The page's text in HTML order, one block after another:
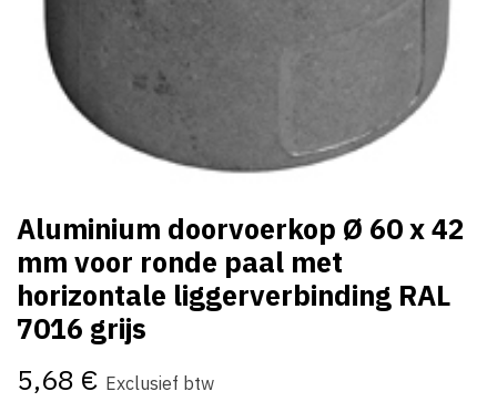
Aluminium doorvoerkop Ø 60 x 42
mm voor ronde paal met
horizontale liggerverbinding RAL
7016 grijs
5,68 € Exclusief btw